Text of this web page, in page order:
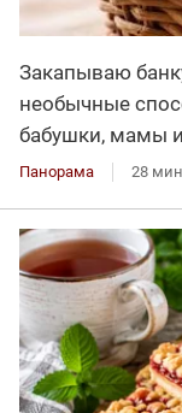
Закапываю
необычные
бабушки, мамы
Панорама 28